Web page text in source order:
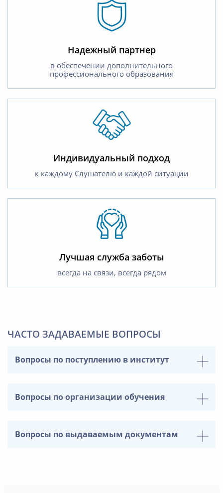
Надежный партнер
в обеспечении дополнительного
профессионального образования
Индивидуальный подход
к каждому Слушателю и каждой ситуации
Лучшая служба заботы
всегда на связи, всегда рядом
ЧАСТО ЗАДАВАЕМЫЕ ВОПРОСЫ
Вопросы по поступлению в институт
Вопросы по организации обучения
Вопросы по выдаваемым документам